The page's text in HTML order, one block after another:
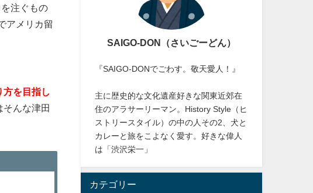
注ぐもの
アメリカ留
を目指し
んな津田
SAIGO-DON（さいごーどん）
『SAIGO-DONでごわす。敬天愛人！』
主に歴史的な文化遺産好きな関東近郊在
住のアラサーリーマン。History Style（ヒ
ストリースタイル）の中の人その2、犬と
カレーと旅をこよなく愛す。好きな偉人
は「渋沢栄一」
カテゴリー